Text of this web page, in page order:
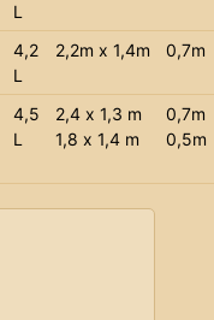
L
4,2
L
2,2m x 1,4m 0,7m
4,5
L
2,4 x 1,3 m
1,8 x 1,4 m
0,7m
0,5m